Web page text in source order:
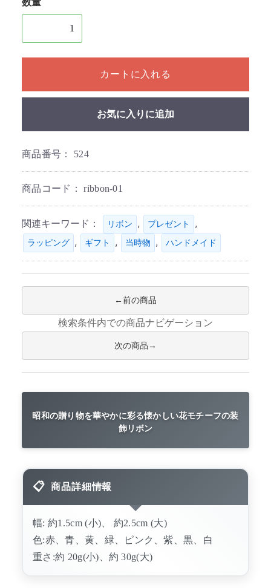
数量
1個以上の数量を入力してください
カートに入れる
お気に入りに追加
商品番号： 524
商品コード：ribbon-01
関連キーワード： リボン , プレゼント ,
ラッピング , ギフト , 当時物 , ハンドメイド
前の商品
検索条件内での商品ナビゲーション
次の商品
昭和の贈り物を華やかに彩る懐かしい花モチーフの装
飾リボン
商品詳細情報
幅: 約1.5cm (小)、 約2.5cm (大)
色:赤、青、黄、緑、ピンク、紫、黒、白
重さ:約 20g(小)、約 30g(大)